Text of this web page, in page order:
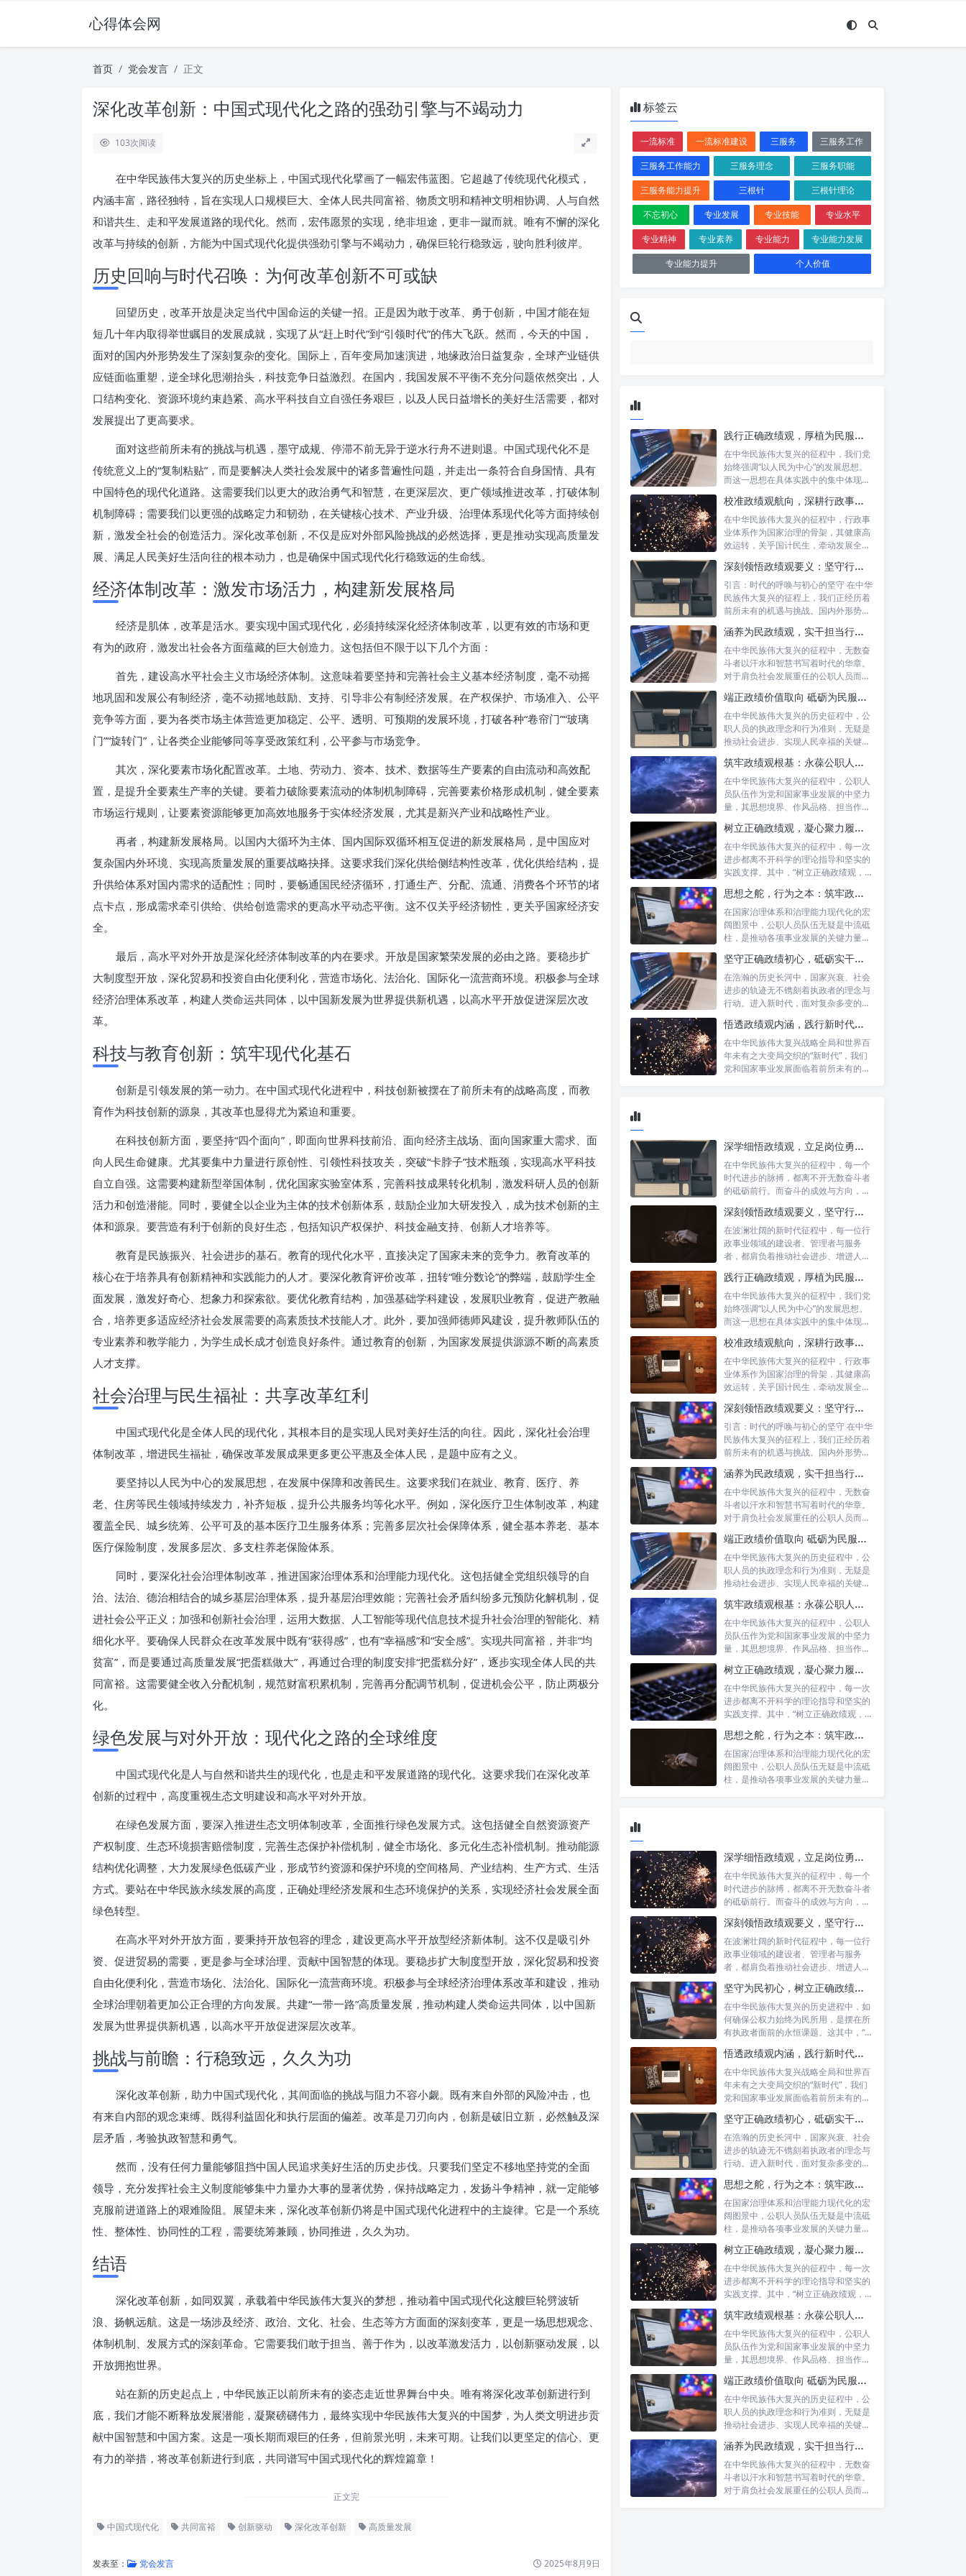
心得体会网
首页 党会发言 正文
深化改革创新：中国式现代化之路的强劲引擎与不竭动力
103次阅读
在中华民族伟大复兴的历史坐标上，中国式现代化擘画了一幅宏伟蓝图。它超越了传统现代化模式，
内涵丰富，路径独特，旨在实现人口规模巨大、全体人民共同富裕、物质文明和精神文明相协调、人与自然
和谐共生、走和平发展道路的现代化。然而，宏伟愿景的实现，绝非坦途，更非一蹴而就。唯有不懈的深化
改革与持续的创新，方能为中国式现代化提供强劲引擎与不竭动力，确保巨轮行稳致远，驶向胜利彼岸。
历史回响与时代召唤：为何改革创新不可或缺
回望历史，改革开放是决定当代中国命运的关键一招。正是因为敢于改革、勇于创新，中国才能在短
短几十年内取得举世瞩目的发展成就，实现了从“赶上时代”到“引领时代”的伟大飞跃。然而，今天的中国，
面对的国内外形势发生了深刻复杂的变化。国际上，百年变局加速演进，地缘政治日益复杂，全球产业链供
应链面临重塑，逆全球化思潮抬头，科技竞争日益激烈。在国内，我国发展不平衡不充分问题依然突出，人
口结构变化、资源环境约束趋紧、高水平科技自立自强任务艰巨，以及人民日益增长的美好生活需要，都对
发展提出了更高要求。
面对这些前所未有的挑战与机遇，墨守成规、停滞不前无异于逆水行舟不进则退。中国式现代化不是
传统意义上的“复制粘贴”，而是要解决人类社会发展中的诸多普遍性问题，并走出一条符合自身国情、具有
中国特色的现代化道路。这需要我们以更大的政治勇气和智慧，在更深层次、更广领域推进改革，打破体制
机制障碍；需要我们以更强的战略定力和韧劲，在关键核心技术、产业升级、治理体系现代化等方面持续创
新，激发全社会的创造活力。深化改革创新，不仅是应对外部风险挑战的必然选择，更是推动实现高质量发
展、满足人民美好生活向往的根本动力，也是确保中国式现代化行稳致远的生命线。
经济体制改革：激发市场活力，构建新发展格局
经济是肌体，改革是活水。要实现中国式现代化，必须持续深化经济体制改革，以更有效的市场和更
有为的政府，激发出社会各方面蕴藏的巨大创造力。这包括但不限于以下几个方面：
首先，建设高水平社会主义市场经济体制。这意味着要坚持和完善社会主义基本经济制度，毫不动摇
地巩固和发展公有制经济，毫不动摇地鼓励、支持、引导非公有制经济发展。在产权保护、市场准入、公平
竞争等方面，要为各类市场主体营造更加稳定、公平、透明、可预期的发展环境，打破各种“卷帘门”“玻璃
门”“旋转门”，让各类企业能够同等享受政策红利，公平参与市场竞争。
其次，深化要素市场化配置改革。土地、劳动力、资本、技术、数据等生产要素的自由流动和高效配
置，是提升全要素生产率的关键。要着力破除要素流动的体制机制障碍，完善要素价格形成机制，健全要素
市场运行规则，让要素资源能够更加高效地服务于实体经济发展，尤其是新兴产业和战略性产业。
再者，构建新发展格局。以国内大循环为主体、国内国际双循环相互促进的新发展格局，是中国应对
复杂国内外环境、实现高质量发展的重要战略抉择。这要求我们深化供给侧结构性改革，优化供给结构，提
升供给体系对国内需求的适配性；同时，要畅通国民经济循环，打通生产、分配、流通、消费各个环节的堵
点卡点，形成需求牵引供给、供给创造需求的更高水平动态平衡。这不仅关乎经济韧性，更关乎国家经济安
全。
最后，高水平对外开放是深化经济体制改革的内在要求。开放是国家繁荣发展的必由之路。要稳步扩
大制度型开放，深化贸易和投资自由化便利化，营造市场化、法治化、国际化一流营商环境。积极参与全球
经济治理体系改革，构建人类命运共同体，以中国新发展为世界提供新机遇，以高水平开放促进深层次改
革。
科技与教育创新：筑牢现代化基石
创新是引领发展的第一动力。在中国式现代化进程中，科技创新被摆在了前所未有的战略高度，而教
育作为科技创新的源泉，其改革也显得尤为紧迫和重要。
在科技创新方面，要坚持“四个面向”，即面向世界科技前沿、面向经济主战场、面向国家重大需求、面
向人民生命健康。尤其要集中力量进行原创性、引领性科技攻关，突破“卡脖子”技术瓶颈，实现高水平科技
自立自强。这需要构建新型举国体制，优化国家实验室体系，完善科技成果转化机制，激发科研人员的创新
活力和创造潜能。同时，要健全以企业为主体的技术创新体系，鼓励企业加大研发投入，成为技术创新的主
体和源泉。要营造有利于创新的良好生态，包括知识产权保护、科技金融支持、创新人才培养等。
教育是民族振兴、社会进步的基石。教育的现代化水平，直接决定了国家未来的竞争力。教育改革的
核心在于培养具有创新精神和实践能力的人才。要深化教育评价改革，扭转“唯分数论”的弊端，鼓励学生全
面发展，激发好奇心、想象力和探索欲。要优化教育结构，加强基础学科建设，发展职业教育，促进产教融
合，培养更多适应经济社会发展需要的高素质技术技能人才。此外，要加强师德师风建设，提升教师队伍的
专业素养和教学能力，为学生成长成才创造良好条件。通过教育的创新，为国家发展提供源源不断的高素质
人才支撑。
社会治理与民生福祉：共享改革红利
中国式现代化是全体人民的现代化，其根本目的是实现人民对美好生活的向往。因此，深化社会治理
体制改革，增进民生福祉，确保改革发展成果更多更公平惠及全体人民，是题中应有之义。
要坚持以人民为中心的发展思想，在发展中保障和改善民生。这要求我们在就业、教育、医疗、养
老、住房等民生领域持续发力，补齐短板，提升公共服务均等化水平。例如，深化医疗卫生体制改革，构建
覆盖全民、城乡统筹、公平可及的基本医疗卫生服务体系；完善多层次社会保障体系，健全基本养老、基本
医疗保险制度，发展多层次、多支柱养老保险体系。
同时，要深化社会治理体制改革，推进国家治理体系和治理能力现代化。这包括健全党组织领导的自
治、法治、德治相结合的城乡基层治理体系，提升基层治理效能；完善社会矛盾纠纷多元预防化解机制，促
进社会公平正义；加强和创新社会治理，运用大数据、人工智能等现代信息技术提升社会治理的智能化、精
细化水平。要确保人民群众在改革发展中既有“获得感”，也有“幸福感”和“安全感”。实现共同富裕，并非“均
贫富”，而是要通过高质量发展“把蛋糕做大”，再通过合理的制度安排“把蛋糕分好”，逐步实现全体人民的共
同富裕。这需要健全收入分配机制，规范财富积累机制，完善再分配调节机制，促进机会公平，防止两极分
化。
绿色发展与对外开放：现代化之路的全球维度
中国式现代化是人与自然和谐共生的现代化，也是走和平发展道路的现代化。这要求我们在深化改革
创新的过程中，高度重视生态文明建设和高水平对外开放。
在绿色发展方面，要深入推进生态文明体制改革，全面推行绿色发展方式。这包括健全自然资源资产
产权制度、生态环境损害赔偿制度，完善生态保护补偿机制，健全市场化、多元化生态补偿机制。推动能源
结构优化调整，大力发展绿色低碳产业，形成节约资源和保护环境的空间格局、产业结构、生产方式、生活
方式。要站在中华民族永续发展的高度，正确处理经济发展和生态环境保护的关系，实现经济社会发展全面
绿色转型。
在高水平对外开放方面，要秉持开放包容的理念，建设更高水平开放型经济新体制。这不仅是吸引外
资、促进贸易的需要，更是参与全球治理、贡献中国智慧的体现。要稳步扩大制度型开放，深化贸易和投资
自由化便利化，营造市场化、法治化、国际化一流营商环境。积极参与全球经济治理体系改革和建设，推动
全球治理朝着更加公正合理的方向发展。共建“一带一路”高质量发展，推动构建人类命运共同体，以中国新
发展为世界提供新机遇，以高水平开放促进深层次改革。
挑战与前瞻：行稳致远，久久为功
深化改革创新，助力中国式现代化，其间面临的挑战与阻力不容小觑。既有来自外部的风险冲击，也
有来自内部的观念束缚、既得利益固化和执行层面的偏差。改革是刀刃向内，创新是破旧立新，必然触及深
层矛盾，考验执政智慧和勇气。
然而，没有任何力量能够阻挡中国人民追求美好生活的历史步伐。只要我们坚定不移地坚持党的全面
领导，充分发挥社会主义制度能够集中力量办大事的显著优势，保持战略定力，发扬斗争精神，就一定能够
克服前进道路上的艰难险阻。展望未来，深化改革创新仍将是中国式现代化进程中的主旋律。它是一个系统
性、整体性、协同性的工程，需要统筹兼顾，协同推进，久久为功。
结语
深化改革创新，如同双翼，承载着中华民族伟大复兴的梦想，推动着中国式现代化这艘巨轮劈波斩
浪、扬帆远航。这是一场涉及经济、政治、文化、社会、生态等方方面面的深刻变革，更是一场思想观念、
体制机制、发展方式的深刻革命。它需要我们敢于担当、善于作为，以改革激发活力，以创新驱动发展，以
开放拥抱世界。
站在新的历史起点上，中华民族正以前所未有的姿态走近世界舞台中央。唯有将深化改革创新进行到
底，我们才能不断释放发展潜能，凝聚磅礴伟力，最终实现中华民族伟大复兴的中国梦，为人类文明进步贡
献中国智慧和中国方案。这是一项长期而艰巨的任务，但前景光明，未来可期。让我们以更坚定的信心、更
有力的举措，将改革创新进行到底，共同谱写中国式现代化的辉煌篇章！
正文完
中国式现代化 共同富裕 创新驱动 深化改革创新 高质量发展
发表至： 党会发言 2025年8月9日
标签云
一流标准 一流标准建设 三服务
三服务工作
三服务工作能力
三服务理念
三服务职能
三服务能力提升
三根针
三根针理论
不忘初心
专业发展 专业技能
专业水平
专业精神
专业素养 专业能力
专业能力发展
专业能力提升
个人价值
践行正确政绩观，厚植为民服务根基：迈向高质量发展的根本遵循
在中华民族伟大复兴的征程中，我们党
始终强调“以人民为中心”的发展思想。
而这一思想在具体实践中的集中体现，
校准政绩观航向，深耕行政事业本职：新时代高质量发展的双重 imperative
在中华民族伟大复兴的征程中，行政事
业体系作为国家治理的骨架，其健康高
效运转，关乎国计民生，牵动发展全
深刻领悟政绩观要义：坚守行政事业初心，绘就为民服务新篇章
引言：时代的呼唤与初心的坚守 在中华
民族伟大复兴的征程上，我们正经历着
前所未有的机遇与挑战。国内外形势复
涵养为民政绩观，实干担当行稳致远：新时代公仆的价值坐标与实践航向
在中华民族伟大复兴的征程中，无数奋
斗者以汗水和智慧书写着时代的华章。
对于肩负社会发展重任的公职人员而
端正政绩价值取向 砥砺为民服务初心：新时代公仆的责任与担当
在中华民族伟大复兴的历史征程中，公
职人员的执政理念和行为准则，无疑是
推动社会进步、实现人民幸福的关键所
筑牢政绩观根基：永葆公职人员本色的时代考量与实践路径
在中华民族伟大复兴的征程中，公职人
员队伍作为党和国家事业发展的中坚力
量，其思想境界、作风品格、担当作为
树立正确政绩观，凝心聚力履职尽责：新时代下的治理智慧与实践路径
在中华民族伟大复兴的征程中，每一次
进步都离不开科学的理论指导和坚实的
实践支撑。其中，“树立正确政绩观，凝
思想之舵，行为之本：筑牢政绩观根基，永葆公职人员本色
在国家治理体系和治理能力现代化的宏
阔图景中，公职人员队伍无疑是中流砥
柱，是推动各项事业发展的关键力量。
坚守正确政绩初心，砥砺实干担当精神：新时代高质量发展的核心引擎
在浩瀚的历史长河中，国家兴衰、社会
进步的轨迹无不镌刻着执政者的理念与
行动。进入新时代，面对复杂多变的国
悟透政绩观内涵，践行新时代使命：书写高质量发展的时代答卷
在中华民族伟大复兴战略全局和世界百
年未有之大变局交织的“新时代”，我们
党和国家事业发展面临着前所未有的机
深学细悟政绩观，立足岗位勇争先：新时代奋斗者的思想指引与实践航标
在中华民族伟大复兴的征程中，每一个
时代进步的脉搏，都离不开无数奋斗者
的砥砺前行。而奋斗的成效与方向，又
深刻领悟政绩观要义，坚守行政事业初心：新时代公仆的责任与担当
在波澜壮阔的新时代征程中，每一位行
政事业领域的建设者、管理者与服务
者，都肩负着推动社会进步、增进人民
践行正确政绩观，厚植为民服务根基：迈向高质量发展的根本遵循
在中华民族伟大复兴的征程中，我们党
始终强调“以人民为中心”的发展思想。
而这一思想在具体实践中的集中体现，
校准政绩观航向，深耕行政事业本职：新时代高质量发展的双重 imperative
在中华民族伟大复兴的征程中，行政事
业体系作为国家治理的骨架，其健康高
效运转，关乎国计民生，牵动发展全
深刻领悟政绩观要义：坚守行政事业初心，绘就为民服务新篇章
引言：时代的呼唤与初心的坚守 在中华
民族伟大复兴的征程上，我们正经历着
前所未有的机遇与挑战。国内外形势复
涵养为民政绩观，实干担当行稳致远：新时代公仆的价值坐标与实践航向
在中华民族伟大复兴的征程中，无数奋
斗者以汗水和智慧书写着时代的华章。
对于肩负社会发展重任的公职人员而
端正政绩价值取向 砥砺为民服务初心：新时代公仆的责任与担当
在中华民族伟大复兴的历史征程中，公
职人员的执政理念和行为准则，无疑是
推动社会进步、实现人民幸福的关键所
筑牢政绩观根基：永葆公职人员本色的时代考量与实践路径
在中华民族伟大复兴的征程中，公职人
员队伍作为党和国家事业发展的中坚力
量，其思想境界、作风品格、担当作为
树立正确政绩观，凝心聚力履职尽责：新时代下的治理智慧与实践路径
在中华民族伟大复兴的征程中，每一次
进步都离不开科学的理论指导和坚实的
实践支撑。其中，“树立正确政绩观，凝
思想之舵，行为之本：筑牢政绩观根基，永葆公职人员本色
在国家治理体系和治理能力现代化的宏
阔图景中，公职人员队伍无疑是中流砥
柱，是推动各项事业发展的关键力量。
深学细悟政绩观，立足岗位勇争先：新时代奋斗者的思想指引与实践航标
在中华民族伟大复兴的征程中，每一个
时代进步的脉搏，都离不开无数奋斗者
的砥砺前行。而奋斗的成效与方向，又
深刻领悟政绩观要义，坚守行政事业初心：新时代公仆的责任与担当
在波澜壮阔的新时代征程中，每一位行
政事业领域的建设者、管理者与服务
者，都肩负着推动社会进步、增进人民
坚守为民初心，树立正确政绩观念：以人民为中心的治理之道
在中华民族伟大复兴的历史进程中，如
何确保公权力始终为民所用，是摆在所
有执政者面前的永恒课题。这其中，“坚
悟透政绩观内涵，践行新时代使命：书写高质量发展的时代答卷
在中华民族伟大复兴战略全局和世界百
年未有之大变局交织的“新时代”，我们
党和国家事业发展面临着前所未有的机
坚守正确政绩初心，砥砺实干担当精神：新时代高质量发展的核心引擎
在浩瀚的历史长河中，国家兴衰、社会
进步的轨迹无不镌刻着执政者的理念与
行动。进入新时代，面对复杂多变的国
思想之舵，行为之本：筑牢政绩观根基，永葆公职人员本色
在国家治理体系和治理能力现代化的宏
阔图景中，公职人员队伍无疑是中流砥
柱，是推动各项事业发展的关键力量。
树立正确政绩观，凝心聚力履职尽责：新时代下的治理智慧与实践路径
在中华民族伟大复兴的征程中，每一次
进步都离不开科学的理论指导和坚实的
实践支撑。其中，“树立正确政绩观，凝
筑牢政绩观根基：永葆公职人员本色的时代考量与实践路径
在中华民族伟大复兴的征程中，公职人
员队伍作为党和国家事业发展的中坚力
量，其思想境界、作风品格、担当作为
端正政绩价值取向 砥砺为民服务初心：新时代公仆的责任与担当
在中华民族伟大复兴的历史征程中，公
职人员的执政理念和行为准则，无疑是
推动社会进步、实现人民幸福的关键所
涵养为民政绩观，实干担当行稳致远：新时代公仆的价值坐标与实践航向
在中华民族伟大复兴的征程中，无数奋
斗者以汗水和智慧书写着时代的华章。
对于肩负社会发展重任的公职人员而
历史回响与时代召唤：为何改革